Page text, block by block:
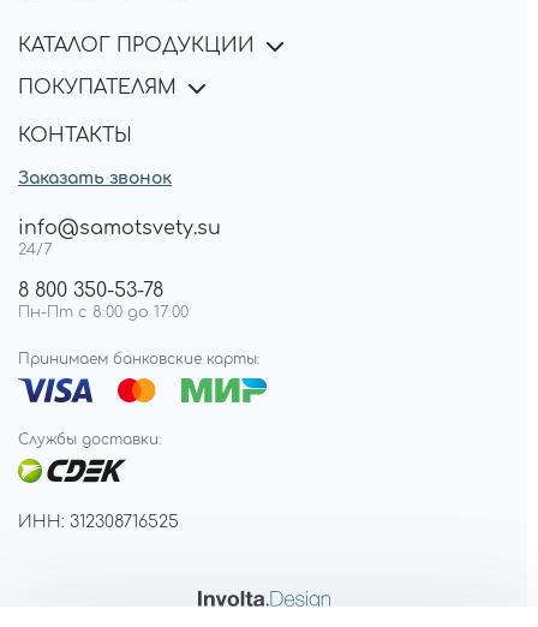
КАТАЛОГ ПРОДУКЦИИ
ПОКУПАТЕЛЯМ
КОНТАКТЫ
Заказать звонок
info@samotsvety.su
24/7
8 800 350-53-78
Пн-Пт с 8:00 до 17:00
Принимаем банковские карты:
Службы доставки:
ИНН: 312308716525